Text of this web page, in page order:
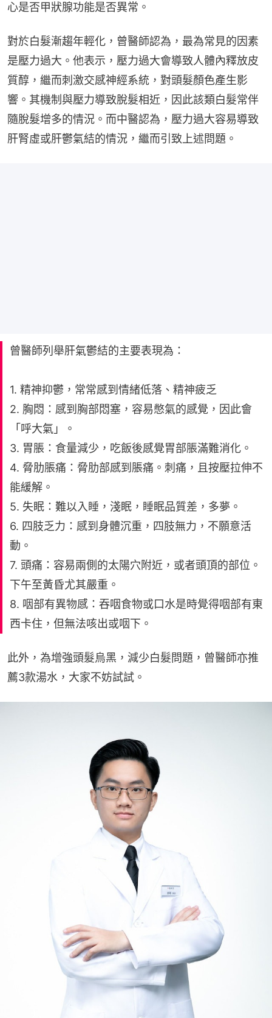
心是否甲狀腺功能是否異常。
對於白髮漸趨年輕化，曾醫師認為，最為常見的因素
是壓力過大。他表示，壓力過大會導致人體內釋放皮
質醇，繼而刺激交感神經系統，對頭髮顏色產生影
響。其機制與壓力導致脫髮相近，因此該類白髮常伴
隨脫髮增多的情況。而中醫認為，壓力過大容易導致
肝腎虛或肝鬱氣結的情況，繼而引致上述問題。
曾醫師列舉肝氣鬱結的主要表現為：
1. 精神抑鬱，常常感到情緒低落、精神疲乏
2. 胸悶：感到胸部悶塞，容易憋氣的感覺，因此會
「呼大氣」。
3. 胃脹：食量減少，吃飯後感覺胃部脹滿難消化。
4. 脅肋脹痛：脅肋部感到脹痛。刺痛，且按壓拉伸不
能緩解。
5. 失眠：難以入睡，淺眠，睡眠品質差，多夢。
6. 四肢乏力：感到身體沉重，四肢無力，不願意活
動。
7. 頭痛：容易兩側的太陽穴附近，或者頭頂的部位。
下午至黃昏尤其嚴重。
8. 咽部有異物感：吞咽食物或口水是時覺得咽部有東
西卡住，但無法咳出或咽下。
此外，為增強頭髮烏黑，減少白髮問題，曾醫師亦推
薦3款湯水，大家不妨試試。